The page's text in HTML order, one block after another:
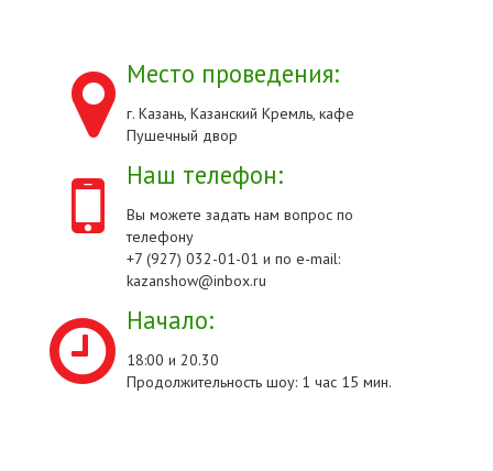
Место проведения:
г. Казань, Казанский Кремль, кафе
Пушечный двор
Наш телефон:
Вы можете задать нам вопрос по
телефону
+7 (927) 032-01-01 и по e-mail:
kazanshow@inbox.ru
Начало:
18:00 и 20.30
Продолжительность шоу: 1 час 15 мин.